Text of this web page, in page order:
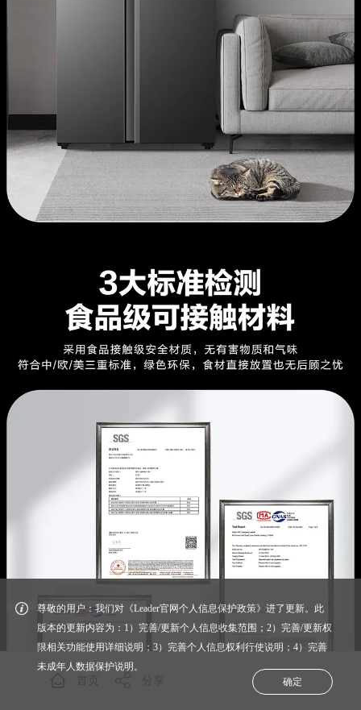
尊敬的用户：我们对《Leader官网个人信息保护政策》进了更新。此
版本的更新内容为：1）完善/更新个人信息收集范围；2）完善/更新权
限相关功能使用详细说明；3）完善个人信息权利行使说明；4）完善
未成年人数据保护说明。
确定